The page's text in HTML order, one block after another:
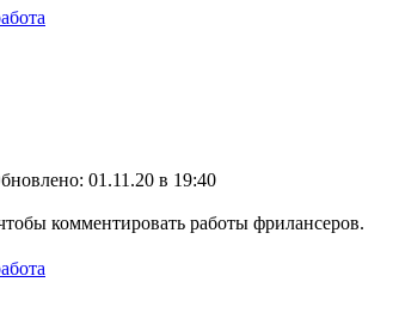
01.11.20 в 19:40
комментировать работы фрилансеров.